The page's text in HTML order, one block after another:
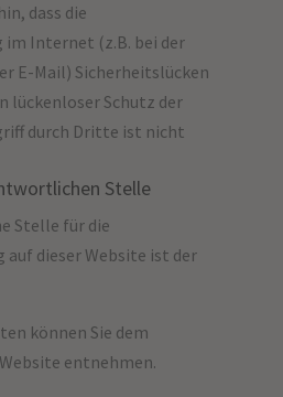
dass die
Internet (z.B. bei der
E-Mail) Sicherheitslücken
lückenloser Schutz der
durch Dritte ist nicht
Stelle
Stelle für die
dieser Website ist der
können Sie dem
entnehmen.